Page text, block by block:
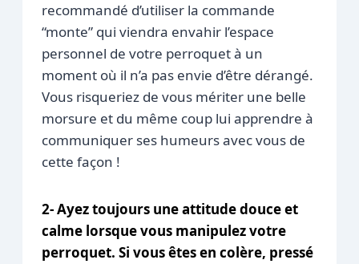
recommandé d’utiliser la commande
“monte” qui viendra envahir l’espace
personnel de votre perroquet à un
moment où il n’a pas envie d’être dérangé.
Vous risqueriez de vous mériter une belle
morsure et du même coup lui apprendre à
communiquer ses humeurs avec vous de
cette façon !
2- Ayez toujours une attitude douce et
calme lorsque vous manipulez votre
perroquet. Si vous êtes en colère, pressé